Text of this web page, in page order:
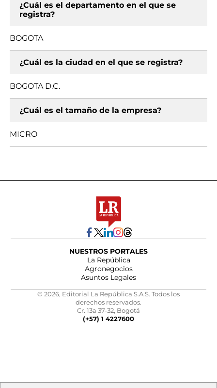
¿Cuál es el departamento en el que se
registra?
BOGOTA
¿Cuál es la ciudad en el que se registra?
BOGOTA D.C.
¿Cuál es el tamaño de la empresa?
MICRO
NUESTROS PORTALES
La República
Agronegocios
Asuntos Legales
© 2026, Editorial La República S.A.S. Todos los
derechos reservados.
Cr. 13a 37-32, Bogotá
(+57) 1 4227600